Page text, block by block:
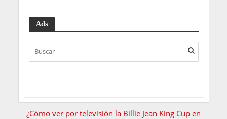
Ads
¿Cómo ver por televisión la Billie Jean King Cup en